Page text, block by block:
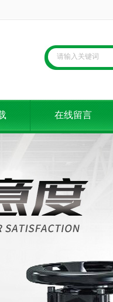
在线留言